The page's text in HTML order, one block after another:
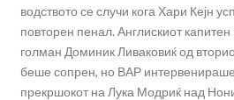
водството се случи кога Хари Кејн
повторен пенал. Англискиот
голман Доминик Ливаковиќ од
беше сопрен, но ВАР
прекршокот на Лука Модриќ над